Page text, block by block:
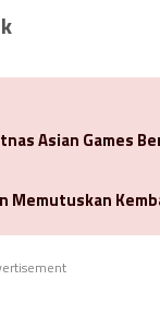
Asian Games
Memutuskan